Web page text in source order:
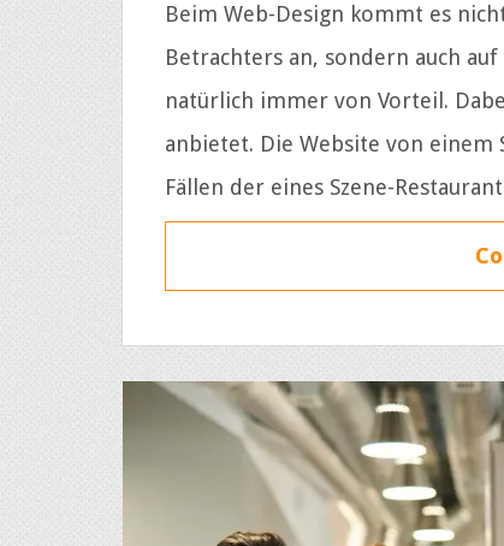
Beim Web-Design kommt es
Betrachters an, sondern auch
natürlich immer von Vorteil.
anbietet. Die Website von
Fällen der eines Szene-